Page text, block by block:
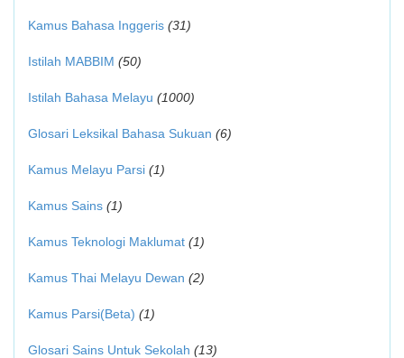
Kamus Bahasa Inggeris (31)
Istilah MABBIM (50)
Istilah Bahasa Melayu (1000)
Glosari Leksikal Bahasa Sukuan (6)
Kamus Melayu Parsi (1)
Kamus Sains (1)
Kamus Teknologi Maklumat (1)
Kamus Thai Melayu Dewan (2)
Kamus Parsi(Beta) (1)
Glosari Sains Untuk Sekolah (13)